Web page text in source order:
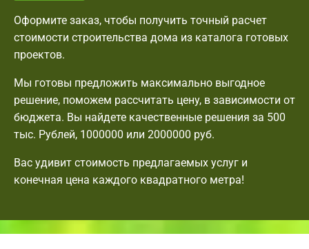
Оформите заказ, чтобы получить точный расчет
стоимости строительства дома из каталога готовых
проектов.
Мы готовы предложить максимально выгодное
решение, поможем рассчитать цену, в зависимости от
бюджета. Вы найдете качественные решения за 500
тыс. Рублей, 1000000 или 2000000 руб.
Вас удивит стоимость предлагаемых услуг и
конечная цена каждого квадратного метра!